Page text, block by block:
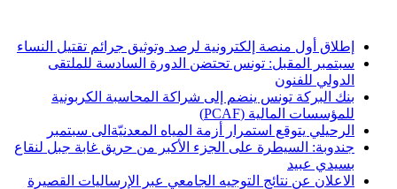
إطلاق أول منصة إلكترونية لرصد وتوثيق جرائم تقتيل النساء
سبتمبر المقبل: تونس تحتضن الدورة السادسة للملتقى
الدولي للفنون
بنك البركة تونس ينضم إلى شراكة المحاسبة الكربونية
للمؤسسات المالية (PCAF)
الرحيلي يتوقع استمرار أزمة المياه المعدنيّةالى سبتمبر
جندوبة: السيطرة على الجزء الأكبر من حريق غابة جبل لنقاع
بسيدي عبيد
الاعلان عن نتائج التوجيه الجامعي عبر الإرساليات القصيرة